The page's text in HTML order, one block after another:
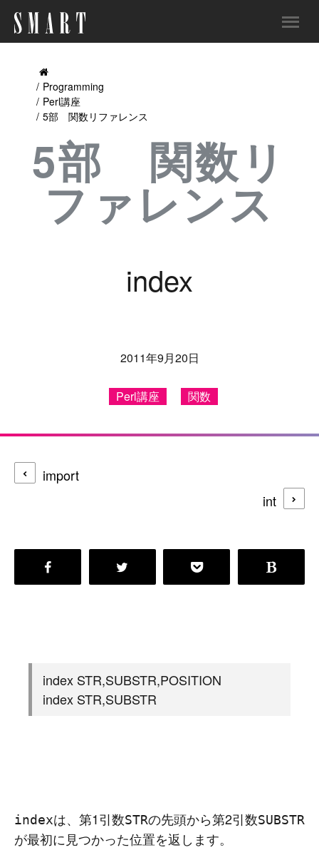
Programming
Perl講座
5部 関数リファレンス
5部 関数リ
ファレンス
index
2011年9月20日
Perl講座 関数
import
int
index STR,SUBSTR,POSITION
index STR,SUBSTR
indexは、第1引数STRの先頭から第2引数SUBSTR
が最初に見つかった位置を返します。